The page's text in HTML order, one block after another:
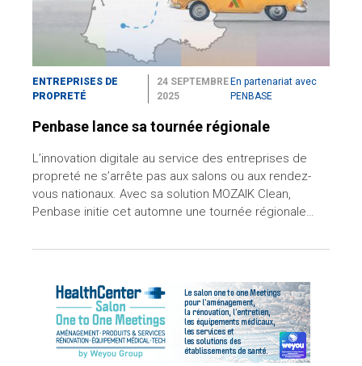
ENTREPRISES DE
PROPRETÉ
24 SEPTEMBRE
2025
En partenariat avec
PENBASE
Penbase lance sa tournée régionale
L’innovation digitale au service des entreprises de
propreté ne s’arrête pas aux salons ou aux rendez-
vous nationaux. Avec sa solution MOZAIK Clean,
Penbase initie cet automne une tournée régionale…